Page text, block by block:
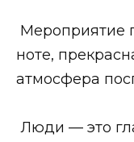
Мероприятие
ноте,
атмосфера
Люди — это